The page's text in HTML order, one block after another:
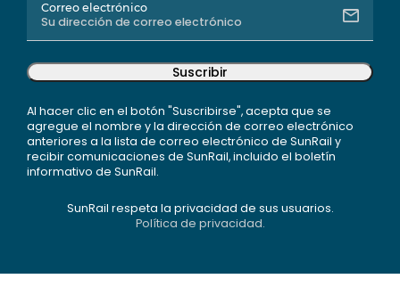
Correo electrónico
Suscribir
Al hacer clic en el botón "Suscribirse", acepta que se
agregue el nombre y la dirección de correo electrónico
anteriores a la lista de correo electrónico de SunRail y
recibir comunicaciones de SunRail, incluido el boletín
informativo de SunRail.
SunRail respeta la privacidad de sus usuarios.
Política de privacidad.